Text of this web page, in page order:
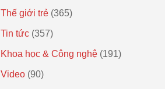
Thế giới trẻ (365)
Tin tức (357)
Khoa học & Công nghệ (191)
Video (90)